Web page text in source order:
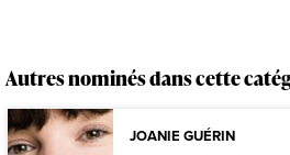
Autres nominés dans cette
JOANIE GUÉRIN